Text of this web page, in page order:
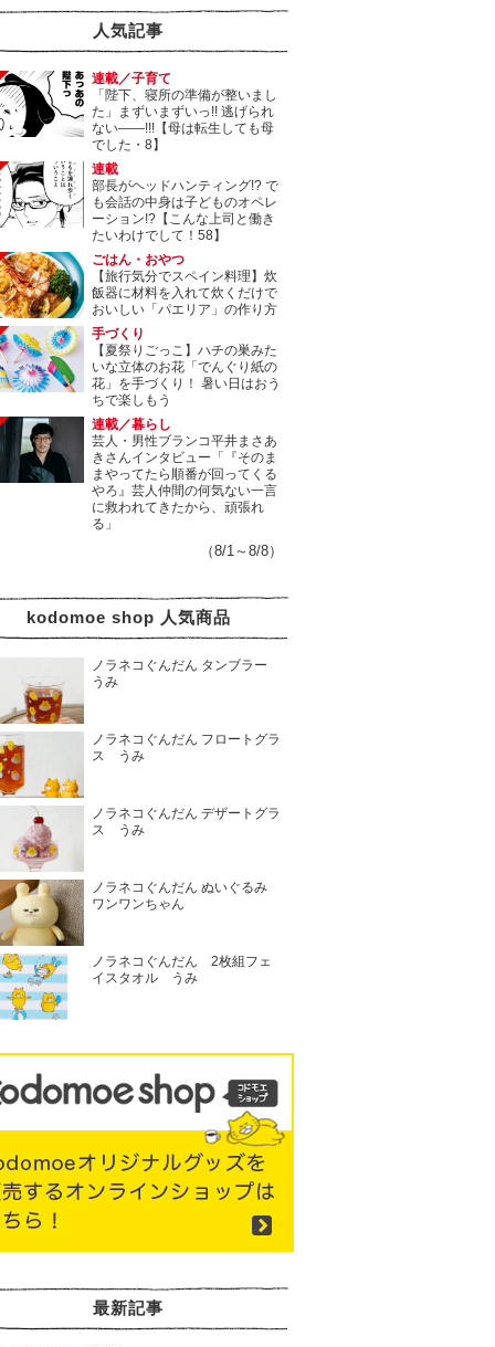
人気記事
連載／子育て
「陛下、寝所の準備が整いまし
た」まずいまずいっ!! 逃げられ
ない――!!!【母は転生しても母
でした・8】
連載
部長がヘッドハンティング!? で
も会話の中身は子どものオペレ
ーション!?【こんな上司と働き
たいわけでして！58】
ごはん・おやつ
【旅行気分でスペイン料理】炊
飯器に材料を入れて炊くだけで
おいしい「パエリア」の作り方
手づくり
【夏祭りごっこ】ハチの巣みた
いな立体のお花「でんぐり紙の
花」を手づくり！ 暑い日はおう
ちで楽しもう
連載／暮らし
芸人・男性ブランコ平井まさあ
きさんインタビュー「『そのま
まやってたら順番が回ってくる
やろ』芸人仲間の何気ない一言
に救われてきたから、頑張れ
る」
（8/1～8/8）
kodomoe shop 人気商品
ノラネコぐんだん タンブラー
うみ
ノラネコぐんだん フロートグラ
ス うみ
ノラネコぐんだん デザートグラ
ス うみ
ノラネコぐんだん ぬいぐるみ
ワンワンちゃん
ノラネコぐんだん 2枚組フェ
イスタオル うみ
最新記事